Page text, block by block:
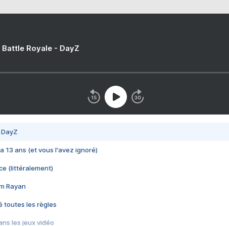
Royale - DayZ
13 ans (et vous l'avez ignoré)
(littéralement)
Rayan
toutes les règles
les jeux vidéo